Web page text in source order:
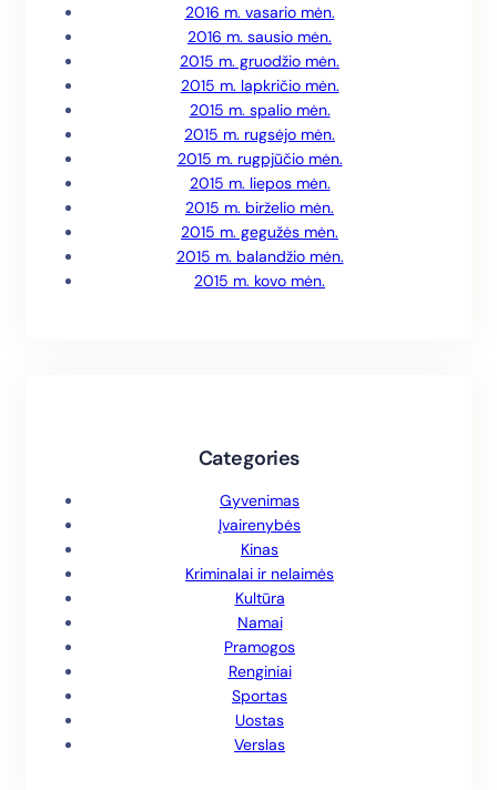
2016 m. vasario mėn.
2016 m. sausio mėn.
2015 m. gruodžio mėn.
2015 m. lapkričio mėn.
2015 m. spalio mėn.
2015 m. rugsėjo mėn.
2015 m. rugpjūčio mėn.
2015 m. liepos mėn.
2015 m. birželio mėn.
2015 m. gegužės mėn.
2015 m. balandžio mėn.
2015 m. kovo mėn.
Categories
Gyvenimas
Įvairenybės
Kinas
Kriminalai ir nelaimės
Kultūra
Namai
Pramogos
Renginiai
Sportas
Uostas
Verslas